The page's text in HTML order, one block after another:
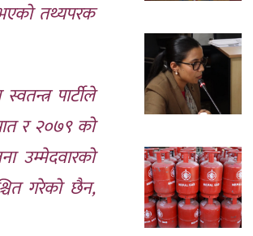
तथ्यपरक
पार्टीले
र २०७९ को
उम्मेदवारको
गरेको छैन,